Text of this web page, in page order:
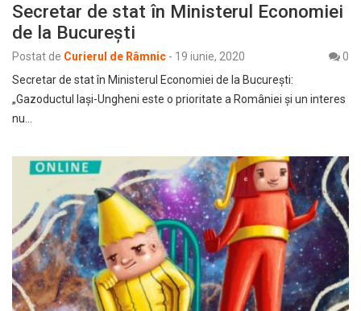
Secretar de stat în Ministerul Economiei
de la București
Postat de Curierul de Râmnic - 19 iunie, 2020
0
Secretar de stat în Ministerul Economiei de la București:
„Gazoductul Iași-Ungheni este o prioritate a României și un interes
nu…